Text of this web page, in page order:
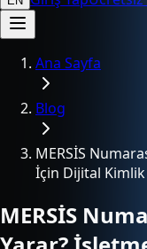
Ana Sayfa
Blog
MERSİS
İçin Dijital
MERSİS